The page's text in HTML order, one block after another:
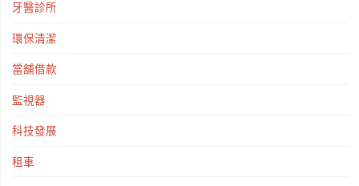
牙醫診所
環保清潔
當舖借款
監視器
科技發展
租車